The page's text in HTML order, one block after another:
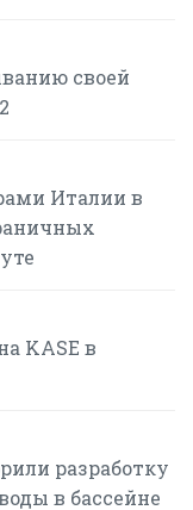
своей
Италии в
KASE в
разработку
в бассейне